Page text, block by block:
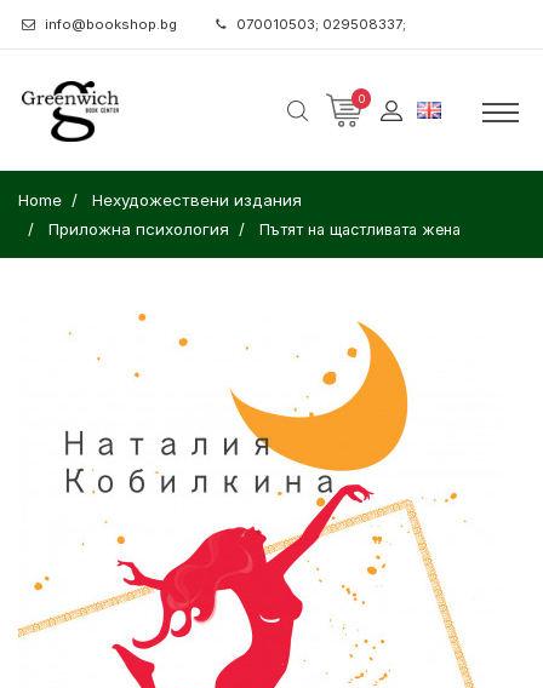
info@bookshop.bg 070010503; 029508337;
0
Home
Нехудожествени издания
Приложна психология
Пътят на щастливата жена